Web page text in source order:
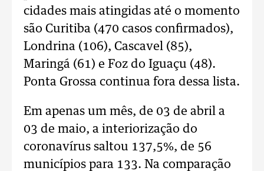
cidades mais atingidas até o momento
são Curitiba (470 casos confirmados),
Londrina (106), Cascavel (85),
Maringá (61) e Foz do Iguaçu (48).
Ponta Grossa continua fora dessa lista.
Em apenas um mês, de 03 de abril a
03 de maio, a interiorização do
coronavírus saltou 137,5%, de 56
municípios para 133. Na comparação